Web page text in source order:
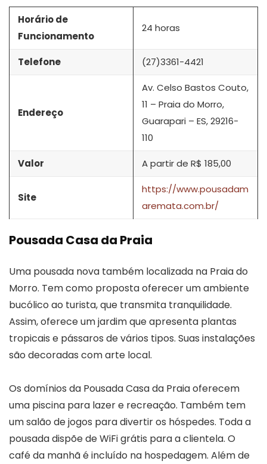
Horário de
Funcionamento
24 horas
Telefone (27)3361-4421
Endereço
Av. Celso Bastos Couto,
11 – Praia do Morro,
Guarapari – ES, 29216-
110
Valor A partir de R$ 185,00
Site
https://www.pousadam
aremata.com.br/
Pousada Casa da Praia
Uma pousada nova também localizada na Praia do
Morro. Tem como proposta oferecer um ambiente
bucólico ao turista, que transmita tranquilidade.
Assim, oferece um jardim que apresenta plantas
tropicais e pássaros de vários tipos. Suas instalações
são decoradas com arte local.
Os domínios da Pousada Casa da Praia oferecem
uma piscina para lazer e recreação. Também tem
um salão de jogos para divertir os hóspedes. Toda a
pousada dispõe de WiFi grátis para a clientela. O
café da manhã é incluído na hospedagem. Além de